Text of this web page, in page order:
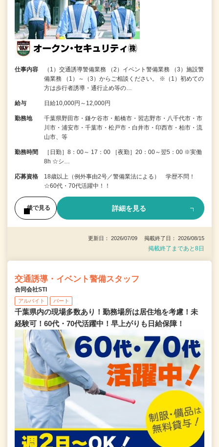
仕事内容
（1）交通誘導警備業務 （2）イベント警備業務 （3）施設警
備業務 （1）～（3）からご相談ください。 ※（1）初めての
方は歩行者誘導・通行止め等の…
給与 日給10,000円～12,000円
勤務地
千葉県野田市・鎌ケ谷市・船橋市・習志野市・八千代市・市
川市・浦安市・千葉市・松戸市・白井市・印西市・柏市・流
山市、等
勤務時間
［日勤］8：00～ 17：00 ［夜勤］20：00～翌5：00 ※実働
8h ☆シ…
応募資格
18歳以上（例外事由2号／警備業法による） 学歴不問！
☆60代・70代活躍中！！
後で見る 詳細を見る
更新日： 2026/07/09 掲載終了日： 2026/08/15
掲載終了まであと8日
交通誘導・イベント警備スタッフ
合同会社STI
アルバイト パート
千葉県内の現場多数あり！勤務場所は居住地を考慮！未
経験可！60代・70代活躍中！早上がりも日給保障！